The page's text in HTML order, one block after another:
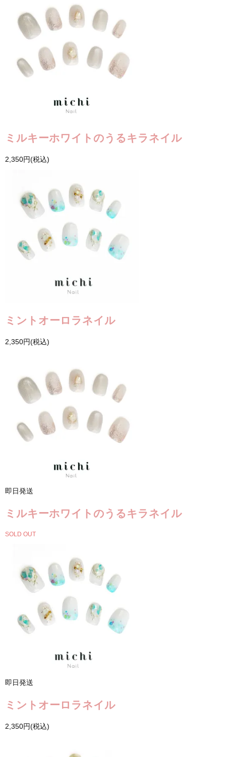
ミルキーホワイトのうるキラネイル
2,350円(税込)
ミントオーロラネイル
2,350円(税込)
即日発送
ミルキーホワイトのうるキラネイル
SOLD OUT
即日発送
ミントオーロラネイル
2,350円(税込)